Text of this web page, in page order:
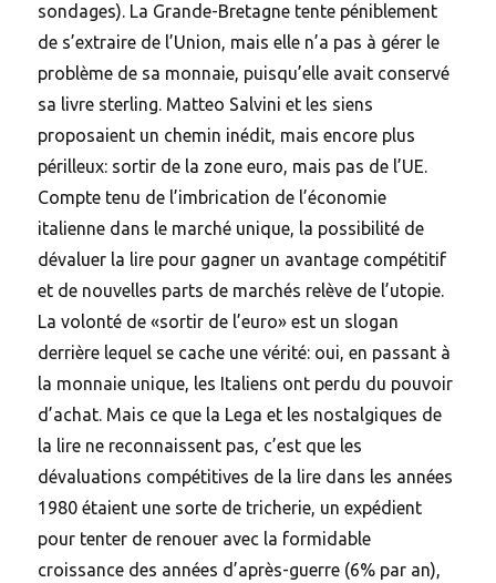
sondages). La Grande-Bretagne tente péniblement
de s’extraire de l’Union, mais elle n’a pas à gérer le
problème de sa monnaie, puisqu’elle avait conservé
sa livre sterling. Matteo Salvini et les siens
proposaient un chemin inédit, mais encore plus
périlleux: sortir de la zone euro, mais pas de l’UE.
Compte tenu de l’imbrication de l’économie
italienne dans le marché unique, la possibilité de
dévaluer la lire pour gagner un avantage compétitif
et de nouvelles parts de marchés relève de l’utopie.
La volonté de «sortir de l’euro» est un slogan
derrière lequel se cache une vérité: oui, en passant à
la monnaie unique, les Italiens ont perdu du pouvoir
d’achat. Mais ce que la Lega et les nostalgiques de
la lire ne reconnaissent pas, c’est que les
dévaluations compétitives de la lire dans les années
1980 étaient une sorte de tricherie, un expédient
pour tenter de renouer avec la formidable
croissance des années d’après-guerre (6% par an),